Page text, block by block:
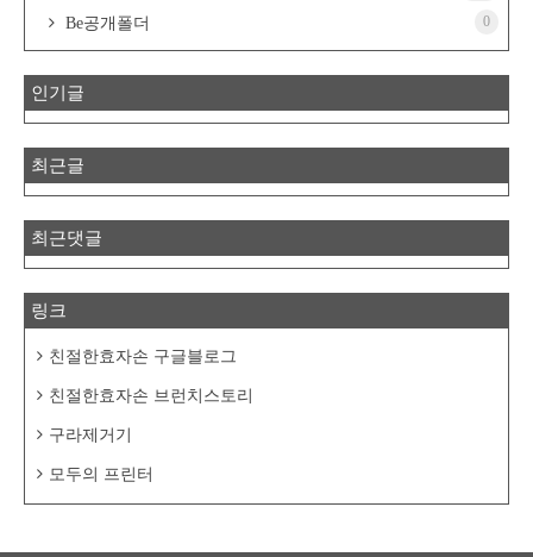
Be공개폴더 0
인기글
최근글
최근댓글
링크
친절한효자손 구글블로그
친절한효자손 브런치스토리
구라제거기
모두의 프린터